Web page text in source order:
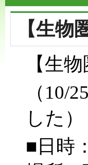
【生
【生
（10/
した）
■日時